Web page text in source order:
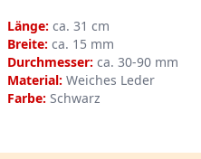
Länge: ca. 31 cm
Breite: ca. 15 mm
Durchmesser: ca. 30-90 mm
Material: Weiches Leder
Farbe: Schwarz